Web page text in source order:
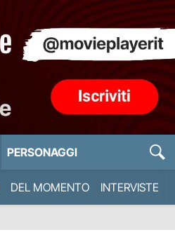
PERSONAGGI
DEL MOMENTO INTERVISTE